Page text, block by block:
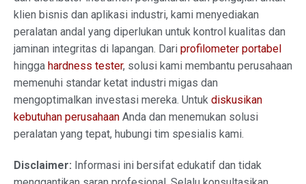
klien bisnis dan aplikasi industri, kami menyediakan
peralatan andal yang diperlukan untuk kontrol kualitas dan
jaminan integritas di lapangan. Dari profilometer portabel
hingga hardness tester, solusi kami membantu perusahaan
memenuhi standar ketat industri migas dan
mengoptimalkan investasi mereka. Untuk diskusikan
kebutuhan perusahaan Anda dan menemukan solusi
peralatan yang tepat, hubungi tim spesialis kami.
Disclaimer: Informasi ini bersifat edukatif dan tidak